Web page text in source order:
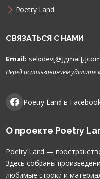
Email: selodev[@]gmail[.]com
Poetry Land —
Здесь собраны